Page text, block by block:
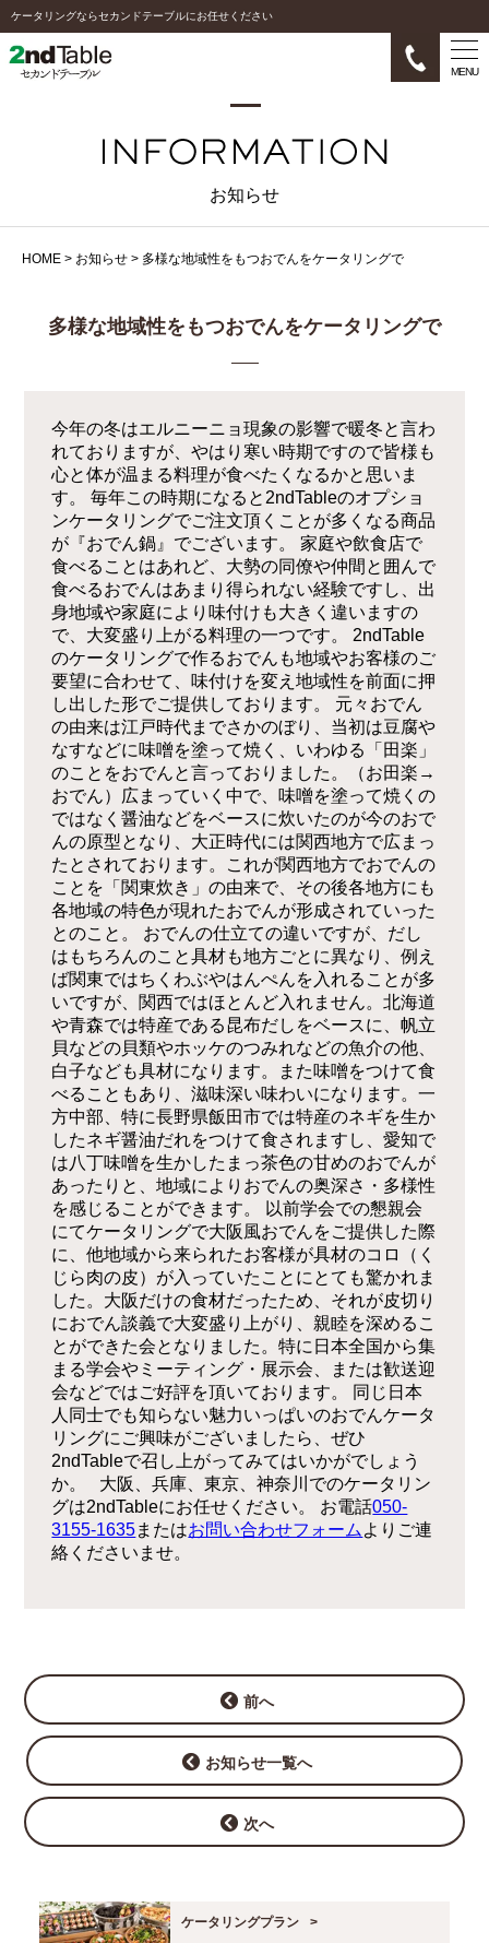
ケータリングならセカンドテーブルにお任せください
MENU
お知らせ
HOME > お知らせ > 多様な地域性をもつおでんをケータリングで
多様な地域性をもつおでんをケータリングで
今年の冬はエルニーニョ現象の影響で暖冬と言わ
れておりますが、やはり寒い時期ですので皆様も
心と体が温まる料理が食べたくなるかと思いま
す。 毎年この時期になると2ndTableのオプショ
ンケータリングでご注文頂くことが多くなる商品
が『おでん鍋』でございます。 家庭や飲食店で
食べることはあれど、大勢の同僚や仲間と囲んで
食べるおでんはあまり得られない経験ですし、出
身地域や家庭により味付けも大きく違いますの
で、大変盛り上がる料理の一つです。 2ndTable
のケータリングで作るおでんも地域やお客様のご
要望に合わせて、味付けを変え地域性を前面に押
し出した形でご提供しております。 元々おでん
の由来は江戸時代までさかのぼり、当初は豆腐や
なすなどに味噌を塗って焼く、いわゆる「田楽」
のことをおでんと言っておりました。（お田楽→
おでん）広まっていく中で、味噌を塗って焼くの
ではなく醤油などをベースに炊いたのが今のおで
んの原型となり、大正時代には関西地方で広まっ
たとされております。これが関西地方でおでんの
ことを「関東炊き」の由来で、その後各地方にも
各地域の特色が現れたおでんが形成されていった
とのこと。 おでんの仕立ての違いですが、だし
はもちろんのこと具材も地方ごとに異なり、例え
ば関東ではちくわぶやはんぺんを入れることが多
いですが、関西ではほとんど入れません。北海道
や青森では特産である昆布だしをベースに、帆立
貝などの貝類やホッケのつみれなどの魚介の他、
白子なども具材になります。また味噌をつけて食
べることもあり、滋味深い味わいになります。一
方中部、特に長野県飯田市では特産のネギを生か
したネギ醤油だれをつけて食されますし、愛知で
は八丁味噌を生かしたまっ茶色の甘めのおでんが
あったりと、地域によりおでんの奥深さ・多様性
を感じることができます。 以前学会での懇親会
にてケータリングで大阪風おでんをご提供した際
に、他地域から来られたお客様が具材のコロ（く
じら肉の皮）が入っていたことにとても驚かれま
した。大阪だけの食材だったため、それが皮切り
におでん談義で大変盛り上がり、親睦を深めるこ
とができた会となりました。特に日本全国から集
まる学会やミーティング・展示会、または歓送迎
会などではご好評を頂いております。 同じ日本
人同士でも知らない魅力いっぱいのおでんケータ
リングにご興味がございましたら、ぜひ
2ndTableで召し上がってみてはいかがでしょう
か。 大阪、兵庫、東京、神奈川でのケータリン
グは2ndTableにお任せください。 お電話050-
3155-1635またはお問い合わせフォーム よりご連
絡くださいませ。
前へ
お知らせ一覧へ
次へ
ケータリングプラン